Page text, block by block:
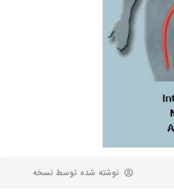
نوشته شده توسط نسخه